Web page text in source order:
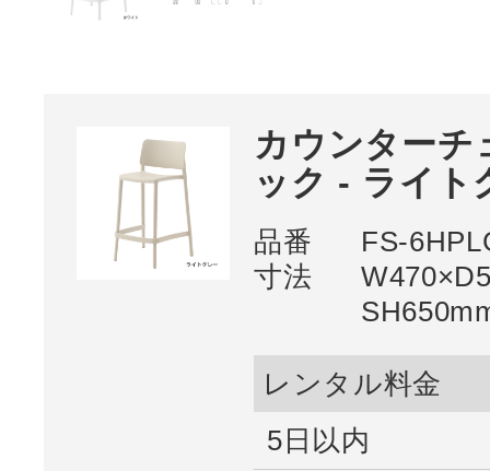
カウンターチ
ック - ライト
品番
FS-
寸法
レンタル料金
5日以内